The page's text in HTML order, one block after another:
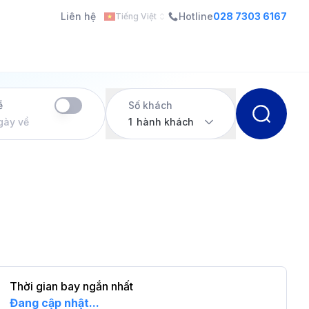
Liên hệ Tiếng Việt Hotline028 7303 6167
về
Số khách
1 hành khách
Thời gian bay ngắn nhất
Đang cập nhật...